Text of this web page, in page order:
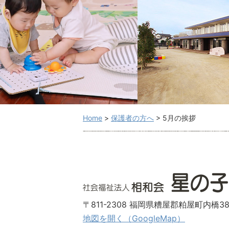
Home > 保護者の方へ > 5月の挨拶
〒811-2308 福岡県糟屋郡粕屋町内橋
地図を開く（GoogleMap）